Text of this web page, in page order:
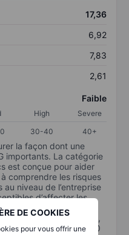
DE COOKIES
pour vous offrir une
17,36
6,92
7,83
2,61
Faible
High
Severe
30-40 40+
la façon dont une
importants. La catégorie
est conçue pour aider
comprendre les risques
niveau de l’entreprise
d’affecter les
en
Plus le risque est faible,
à aucun risque et 100